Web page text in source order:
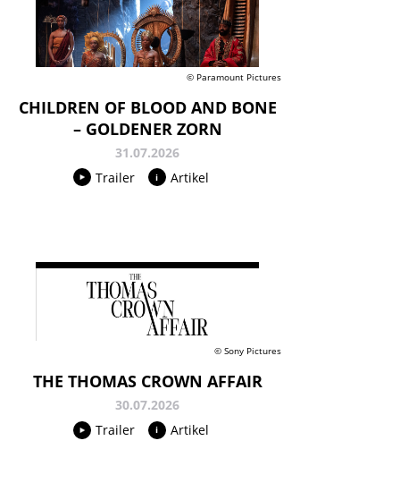
© Paramount Pictures
CHILDREN OF BLOOD AND BONE
– GOLDENER ZORN
31.07.2026
Trailer
Artikel
© Sony Pictures
THE THOMAS CROWN AFFAIR
30.07.2026
Trailer
Artikel